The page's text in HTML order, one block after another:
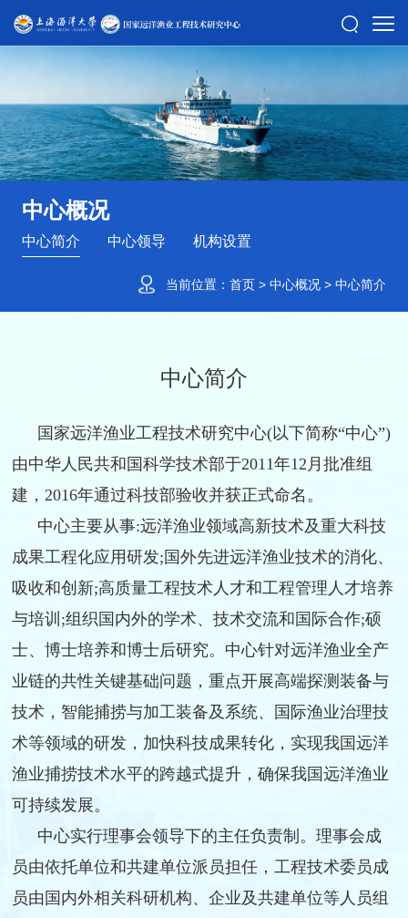
中心概况
中心简介 中心领导 机构设置
当前位置：首页 >中心概况 >中心简介
中心简介
国家远洋渔业工程技术研究中心(以下简称“中心”)
由中华人民共和国科学技术部于2011年12月批准组
建，2016年通过科技部验收并获正式命名。
中心主要从事:远洋渔业领域高新技术及重大科技
成果工程化应用研发;国外先进远洋渔业技术的消化、
吸收和创新;高质量工程技术人才和工程管理人才培养
与培训;组织国内外的学术、技术交流和国际合作;硕
士、博士培养和博士后研究。中心针对远洋渔业全产
业链的共性关键基础问题，重点开展高端探测装备与
技术 ， 智能捕捞与加工装备及系统、 国际渔业治理技
术等领域的研发，加快科技成果转化，实现我国远洋
渔业捕捞技术水平的跨越式提升，确保我国远洋渔业
可持续发展。
中心实行理事会领导下的主任负责制 。理事会成
员由依托单位和共建单位派员担任， 工程技术委员成
员由国内外相关科研机构、企业及共建单位等人员组